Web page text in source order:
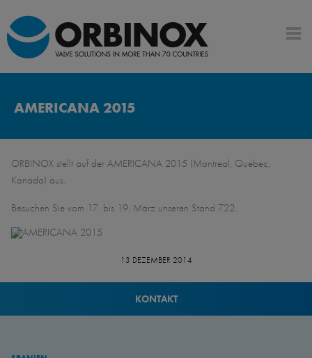
AMERICANA 2015
ORBINOX stellt auf der AMERICANA 2015 (Montreal, Quebec,
Kanada) aus.
Besuchen Sie vom 17. bis 19. März unseren Stand 722.
13 DEZEMBER 2014
KONTAKT